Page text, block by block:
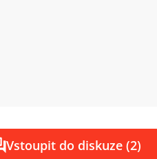
Vstoupit do diskuze (2)